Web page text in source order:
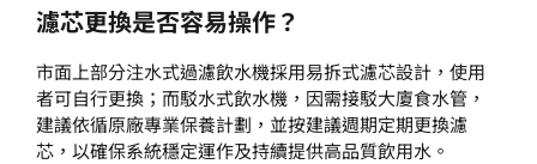
濾芯更換是否容易操作？
市面上部分注水式過濾飲水機採用易拆式濾芯設計，使用
者可自行更換；而駁水式飲水機，因需接駁大廈食水管，
建議依循原廠專業保養計劃，並按建議週期定期更換濾
芯，以確保系統穩定運作及持續提供高品質飲用水。